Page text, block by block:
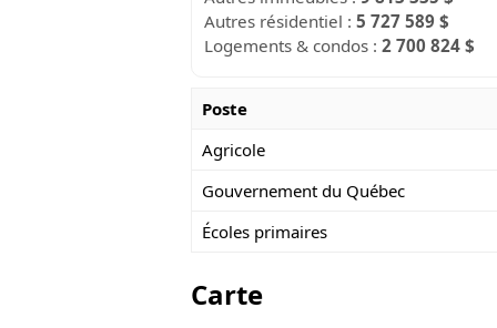
Autres résidentiel :5 727 589 $
Logements & condos :2 700 824 $
Poste
Agricole
Gouvernement du Québec
Écoles primaires
Carte